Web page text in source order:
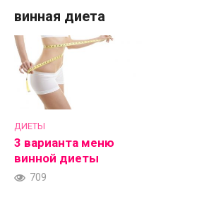
винная диета
ДИЕТЫ
3 варианта меню
винной диеты
709